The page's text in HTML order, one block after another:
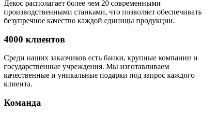
Декос располагает более чем 20 современными
производственными станками, что позволяет обеспечивать
безупречное качество каждой единицы продукции.
4000 клиентов
Среди наших заказчиков есть банки, крупные компании и
государственные учреждения. Мы изготавливаем
качественные и уникальные подарки под запрос каждого
клиента.
Команда